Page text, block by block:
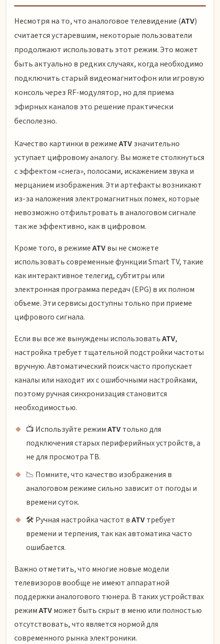
Несмотря на то, что аналоговое телевидение (ATV)
считается устаревшим, некоторые пользователи
продолжают использовать этот режим. Это может
быть актуально в редких случаях, когда необходимо
подключить старый видеомагнитофон или игровую
консоль через RF-модулятор, но для приема
эфирных каналов это решение практически
бесполезно.
Качество картинки в режимеATVзначительно
уступает цифровому аналогу. Вы можете столкнуться
с эффектом «снега», полосами, искажением звука и
мерцанием изображения. Эти артефакты возникают
из-за наложения электромагнитных помех, которые
невозможно отфильтровать в аналоговом сигнале
так же эффективно, как в цифровом.
Кроме того, в режимеATVвы не сможете
использовать современные функции Smart TV, такие
как интерактивное телегид, субтитры или
электронная программа передач (EPG) в их полном
объеме. Эти сервисы доступны только при приеме
цифрового сигнала.
Если вы все же вынуждены использоватьATV,
настройка требует тщательной подстройки частоты
вручную. Автоматический поиск часто пропускает
каналы или находит их с ошибочными настройками,
поэтому ручная синхронизация становится
необходимостью.
📺 Используйте режимATVтолько для
подключения старых периферийных устройств, а
не для просмотра ТВ.
📉 Помните, что качество изображения в
аналоговом режиме сильно зависит от погоды и
времени суток.
🛠 Ручная настройка частот вATVтребует
времени и терпения, так как автоматика часто
ошибается.
Важно отметить, что многие новые модели
телевизоров вообще не имеют аппаратной
поддержки аналогового тюнера. В таких устройствах
режимATVможет быть скрыт в меню или полностью
отсутствовать, что является нормой для
современного рынка электроники.